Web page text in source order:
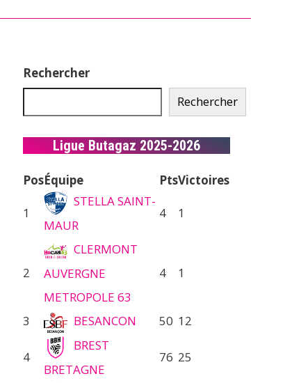
Rechercher
Rechercher
Ligue Butagaz 2025-2026
PosÉquipe PtsVictoires
1
STELLA SAINT-
MAUR
4 1
2
CLERMONT
AUVERGNE
METROPOLE 63
4 1
3 BESANCON 50 12
4
BREST
BRETAGNE
76 25